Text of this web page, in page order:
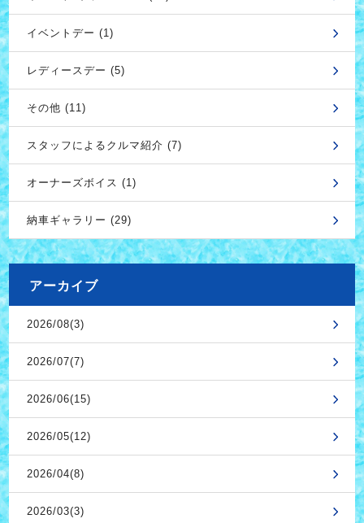
イベントデー (1)
レディースデー (5)
その他 (11)
スタッフによるクルマ紹介 (7)
オーナーズボイス (1)
納車ギャラリー (29)
アーカイブ
2026/08(3)
2026/07(7)
2026/06(15)
2026/05(12)
2026/04(8)
2026/03(3)